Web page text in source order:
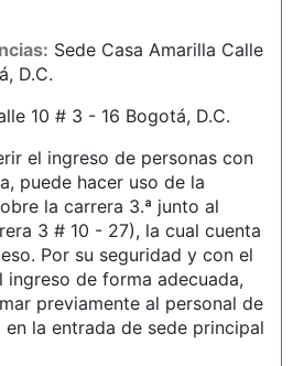
Sede Casa Amarilla Calle
D.C.
10 # 3 - 16 Bogotá, D.C.
el ingreso de personas con
puede hacer uso de la
la carrera 3.ª junto al
3 # 10 - 27), la cual cuenta
Por su seguridad y con el
de forma adecuada,
previamente al personal de
la entrada de sede principal